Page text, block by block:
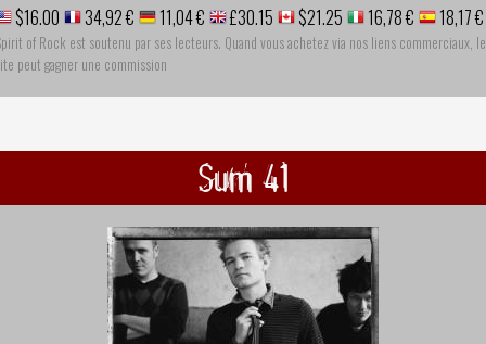
$16.00 34,92 € 11,04 € £30.15 $21.25 16,78 € 18,17 €
of Rock est soutenu par ses lecteurs. Quand vous achetez via nos liens commerciaux, le
peut gagner une commission
Sum 41